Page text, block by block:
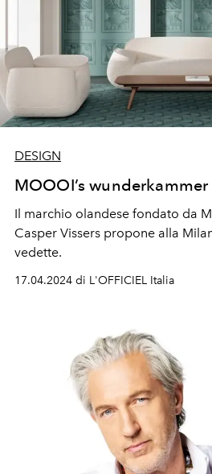
DESIGN
MOOOI’s wunderkammer
Il marchio olandese fondato da
Casper Vissers propone alla
vedette.
17.04.2024 di L'OFFICIEL Italia